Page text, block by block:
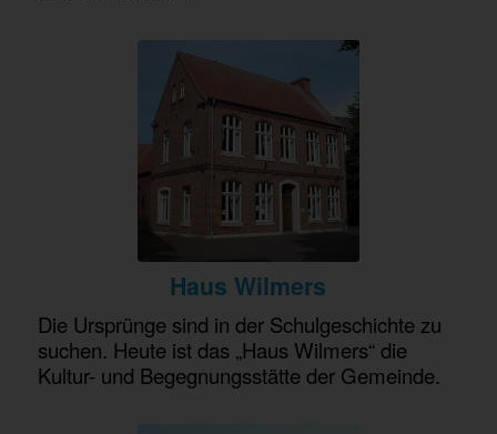
Haus Wilmers
Die Ursprünge sind in der Schulgeschichte zu
suchen. Heute ist das „Haus Wilmers“ die
Kultur- und Begegnungsstätte der Gemeinde.